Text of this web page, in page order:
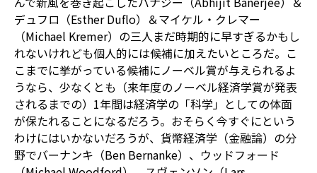
デュフロ（Esther Duflo）＆マイケル・クレマー
（Michael Kremer）の三人――まだ時期的に早すぎるかもし
れないけれど――も個人的には候補に加えたいところだ。こ
こまでに挙がっている候補にノーベル賞が与えられるよ
うなら、少なくとも（来年度のノーベル経済学賞が発表
されるまでの）1年間は経済学の「科学」としての体面
が保たれることになるだろう。おそらく今すぐにという
わけにはいかないだろうが、貨幣経済学（金融論）の分
野でバーナンキ（Ben Bernanke）、ウッドフォード